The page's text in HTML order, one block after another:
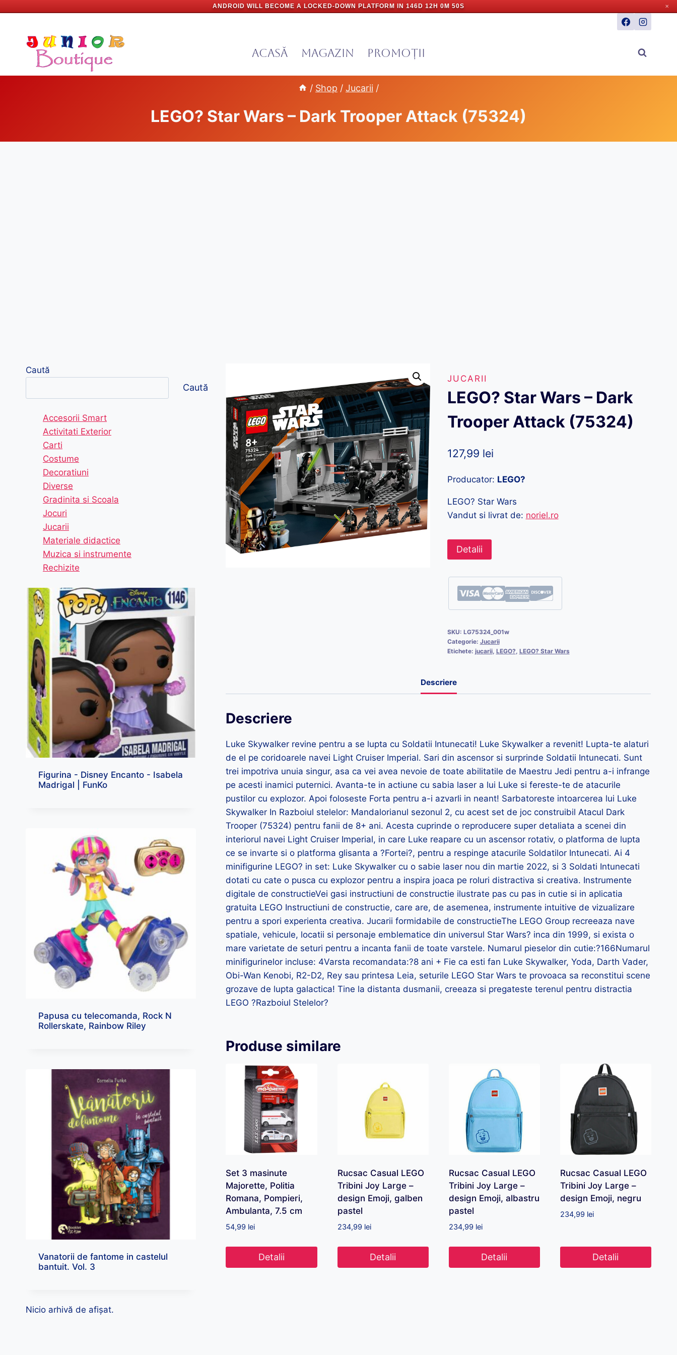
ANDROID WILL BECOME A LOCKED-DOWN PLATFORM IN 146D 12H 0M 49S ✕
content
Acasă Magazin PROMOȚII
/ Shop / Jucarii /
LEGO? Star Wars – Dark Trooper Attack (75324)
JUCARII
LEGO? Star Wars – Dark
Trooper Attack (75324)
127,99 lei
Producator: LEGO?
LEGO? Star Wars
Vandut si livrat de: noriel.ro
Detalii
SKU: LG75324_001w
Categorie: Jucarii
Etichete: jucarii, LEGO? LEGO? Star Wars
Descriere
Descriere
Luke Skywalker revine pentru a se lupta cu Soldatii Intunecati! Luke Skywalker a revenit! Lupta-te alaturi
de el pe coridoarele navei Light Cruiser Imperial. Sari din ascensor si surprinde Soldatii Intunecati. Sunt
trei impotriva unuia singur, asa ca vei avea nevoie de toate abilitatile de Maestru Jedi pentru a-i infrange
pe acesti inamici puternici. Avanta-te in actiune cu sabia laser a lui Luke si fereste-te de atacurile
pustilor cu explozor. Apoi foloseste Forta pentru a-i azvarli in neant! Sarbatoreste intoarcerea lui Luke
Skywalker In Razboiul stelelor: Mandalorianul sezonul 2, cu acest set de joc construibil Atacul Dark
Trooper (75324) pentru fanii de 8+ ani. Acesta cuprinde o reproducere super detaliata a scenei din
interiorul navei Light Cruiser Imperial, in care Luke reapare cu un ascensor rotativ, o platforma de lupta
ce se invarte si o platforma glisanta a ?Fortei?, pentru a respinge atacurile Soldatilor Intunecati. Ai 4
minifigurine LEGO? in set: Luke Skywalker cu o sabie laser nou din martie 2022, si 3 Soldati Intunecati
dotati cu cate o pusca cu explozor pentru a inspira joaca pe roluri distractiva si creativa. Instrumente
digitale de constructieVei gasi instructiuni de constructie ilustrate pas cu pas in cutie si in aplicatia
gratuita LEGO Instructiuni de constructie, care are, de asemenea, instrumente intuitive de vizualizare
pentru a spori experienta creativa. Jucarii formidabile de constructieThe LEGO Group recreeaza nave
spatiale, vehicule, locatii si personaje emblematice din universul Star Wars? inca din 1999, si exista o
mare varietate de seturi pentru a incanta fanii de toate varstele. Numarul pieselor din cutie:?166Numarul
minifigurinelor incluse: 4Varsta recomandata:?8 ani + Fie ca esti fan Luke Skywalker, Yoda, Darth Vader,
Obi-Wan Kenobi, R2-D2, Rey sau printesa Leia, seturile LEGO Star Wars te provoaca sa reconstitui scene
grozave de lupta galactica! Tine la distanta dusmanii, creeaza si pregateste terenul pentru distractia
LEGO ?Razboiul Stelelor?
Produse similare
Set 3 masinute
Majorette, Politia
Romana, Pompieri,
Ambulanta, 7.5 cm
54,99 lei
Detalii
Rucsac Casual LEGO
Tribini Joy Large –
design Emoji, galben
pastel
234,99 lei
Detalii
Rucsac Casual LEGO
Tribini Joy Large –
design Emoji, albastru
pastel
234,99 lei
Detalii
Rucsac Casual LEGO
Tribini Joy Large –
design Emoji, negru
234,99 lei
Detalii
Caută
Caută
Accesorii Smart
Activitati Exterior
Carti
Costume
Decoratiuni
Diverse
Gradinita si Scoala
Jocuri
Jucarii
Materiale didactice
Muzica si instrumente
Rechizite
Figurina - Disney Encanto - Isabela
Madrigal | FunKo
Papusa cu telecomanda, Rock N
Rollerskate, Rainbow Riley
Vanatorii de fantome in castelul
bantuit. Vol. 3
Nicio arhivă de afișat.